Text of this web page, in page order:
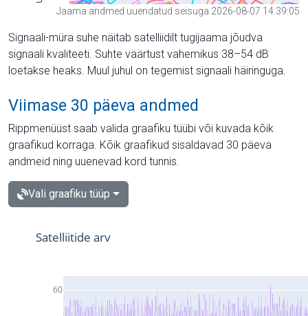
Jaama andmed uuendatud seisuga 2026-08-07 14:39:05
Signaali-müra suhe näitab satelliidilt tugijaama jõudva
signaali kvaliteeti. Suhte väärtust vahemikus 38–54 dB
loetakse heaks. Muul juhul on tegemist signaali häiringuga.
Viimase 30 päeva andmed
Rippmenüüst saab valida graafiku tüübi või kuvada kõik
graafikud korraga. Kõik graafikud sisaldavad 30 päeva
andmeid ning uuenevad kord tunnis.
Vali graafiku tüüp
60
Satelliitide arv